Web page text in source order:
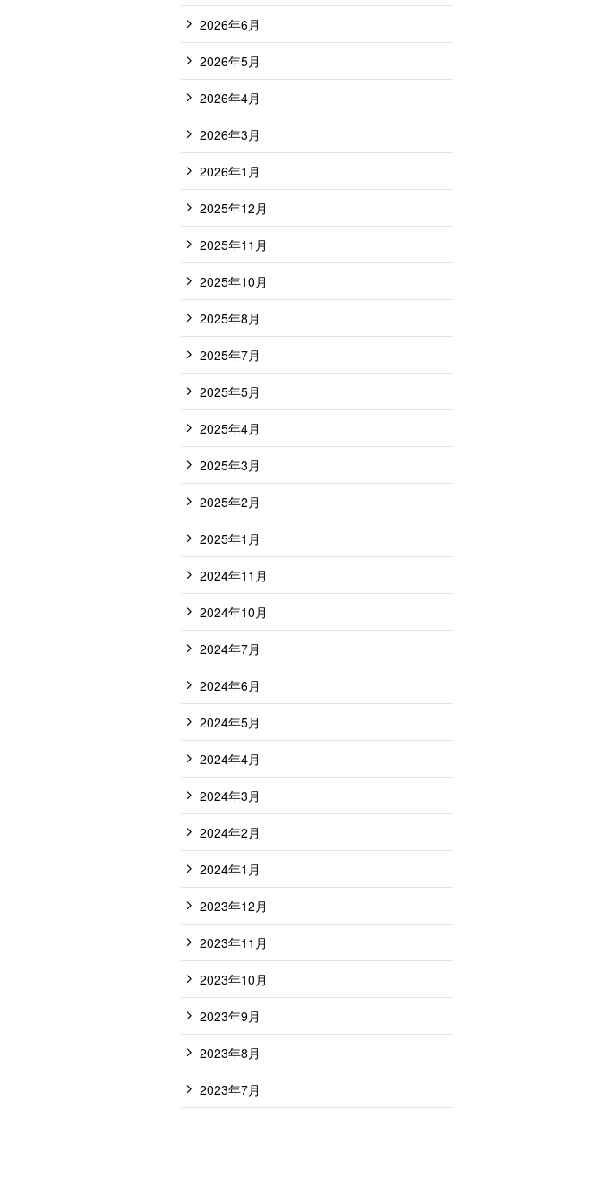
2026年6月
2026年5月
2026年4月
2026年3月
2026年1月
2025年12月
2025年11月
2025年10月
2025年8月
2025年7月
2025年5月
2025年4月
2025年3月
2025年2月
2025年1月
2024年11月
2024年10月
2024年7月
2024年6月
2024年5月
2024年4月
2024年3月
2024年2月
2024年1月
2023年12月
2023年11月
2023年10月
2023年9月
2023年8月
2023年7月